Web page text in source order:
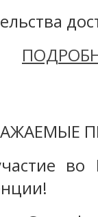
во